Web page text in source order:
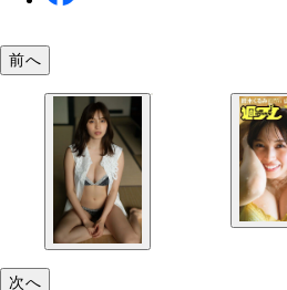
前へ
次へ